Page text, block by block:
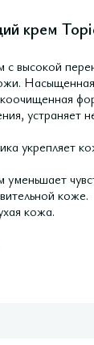
крем
высокой
укрепляет
коже.
кожа.